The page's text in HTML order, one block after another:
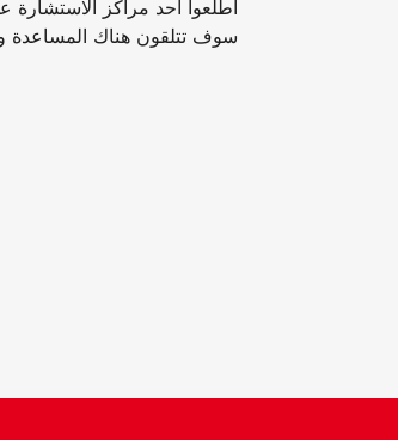
أَطلعوا أحد مراكز الاستشارة
سوف تتلقون هناك المساعدة